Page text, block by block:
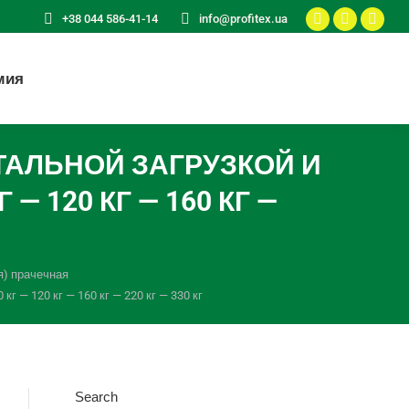
+38 044 586-41-14 info@profitex.ua
Facebook
newnewnew
ЗАГРУЗКОЙ И
— 120 КГ — 160 КГ —
прачечная
— 120 кг — 160 кг — 220 кг — 330 кг
Search